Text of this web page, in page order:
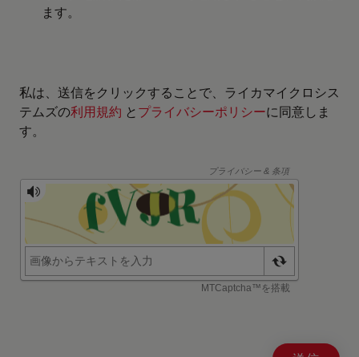
ます。
私は、送信をクリックすることで、ライカマイクロシス
テムズの利用規約 と プライバシーポリシーに同意しま
す。